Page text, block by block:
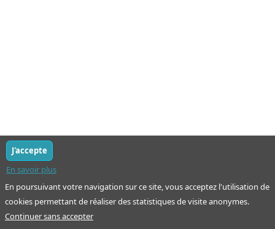
En poursuivant votre navigation sur ce site, vous acceptez l'utilisation de
cookies permettant de réaliser des statistiques de visite anonymes.
En savoir plus
J'accepte
Continuer sans accepter